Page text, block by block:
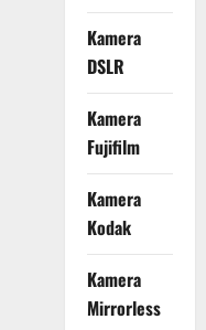
Kamera
DSLR
Kamera
Fujifilm
Kamera
Kodak
Kamera
Mirrorless